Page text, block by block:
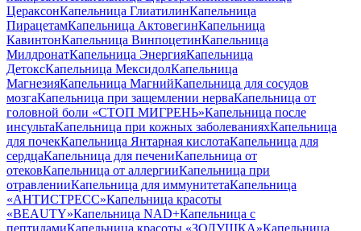
ЦераксонКапельница ГлиатилинКапельница
ПирацетамКапельница АктовегинКапельница
КавинтонКапельница ВинпоцетинКапельница
МилдронатКапельница ЭнергияКапельница
ДетоксКапельница МексидолКапельница
МагнезияКапельница МагнийКапельница для сосудов
мозгаКапельница при защемлении нерваКапельница от
головной боли «СТОП МИГРЕНЬ»Капельница после
инсультаКапельница при кожных заболеванияхКапельница
для почекКапельница Янтарная кислотаКапельница для
сердцаКапельница для печениКапельница от
отековКапельница от аллергииКапельница при
отравленииКапельница для иммунитетаКапельница
«АНТИСТРЕСС»Капельница красоты
«BEAUTY»Капельница NAD+Капельница с
пептидамиКапельница красоты «ЗОЛУШКА»Капельница